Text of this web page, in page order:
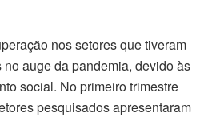
nos setores que tiveram
auge da pandemia, devido às
social. No primeiro trimestre
pesquisados apresentaram